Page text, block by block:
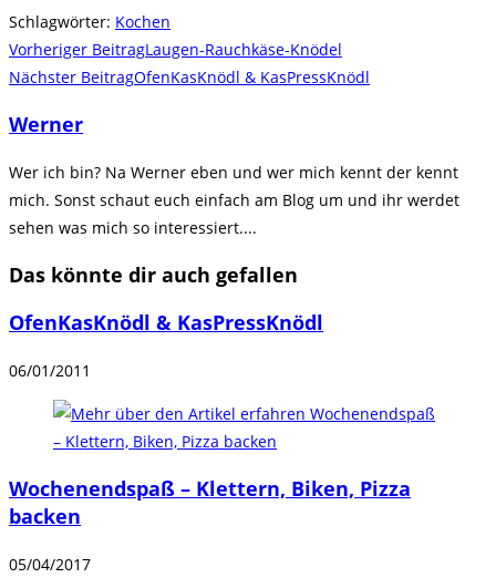
Schlagwörter: Kochen
Weitere
Artikel
ansehen
Vorheriger BeitragLaugen-Rauchkäse-Knödel
Nächster BeitragOfenKasKnödl & KasPressKnödl
Werner
Wer ich bin? Na Werner eben und wer mich kennt der kennt
mich. Sonst schaut euch einfach am Blog um und ihr werdet
sehen was mich so interessiert....
Das könnte dir auch gefallen
OfenKasKnödl & KasPressKnödl
06/01/2011
Wochenendspaß – Klettern, Biken, Pizza
backen
05/04/2017